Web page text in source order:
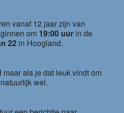
vanaf 12 jaar zijn van
om 19:00 uurin de
22in Hoogland.
als je dat leuk vindt om
wel.